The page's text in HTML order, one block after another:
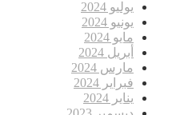
يوليو 2024
يونيو 2024
مايو 2024
أبريل 2024
مارس 2024
فبراير 2024
يناير 2024